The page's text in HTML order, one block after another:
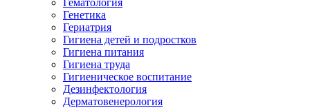
Гематология
Генетика
Гериатрия
Гигиена детей и подростков
Гигиена питания
Гигиена труда
Гигиеническое воспитание
Дезинфектология
Дерматовенерология